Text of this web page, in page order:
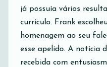
já possuía vários
currículo. Frank
homenagem ao seu
esse apelido. A notícia
recebida com